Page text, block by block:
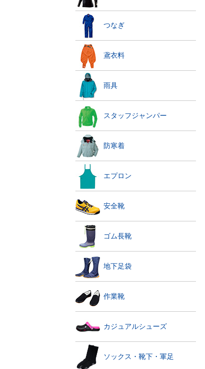
つなぎ
鳶衣料
雨具
スタッフジャンパー
防寒着
エプロン
安全靴
ゴム長靴
地下足袋
作業靴
カジュアルシューズ
ソックス・靴下・軍足